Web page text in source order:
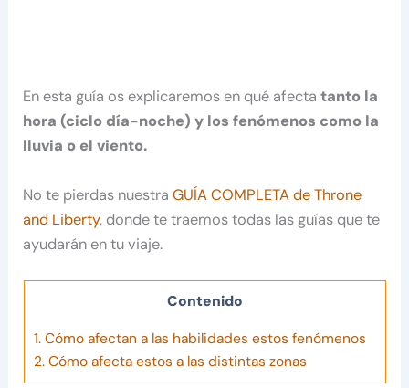
En esta guía os explicaremos en qué afecta tanto la
hora (ciclo día-noche) y los fenómenos como la
lluvia o el viento.
No te pierdas nuestraGUÍA COMPLETA de Throne
and Liberty, donde te traemos todas las guías que te
ayudarán en tu viaje.
Contenido
1.Cómo afectan a las habilidades estos fenómenos
2.Cómo afecta estos a las distintas zonas